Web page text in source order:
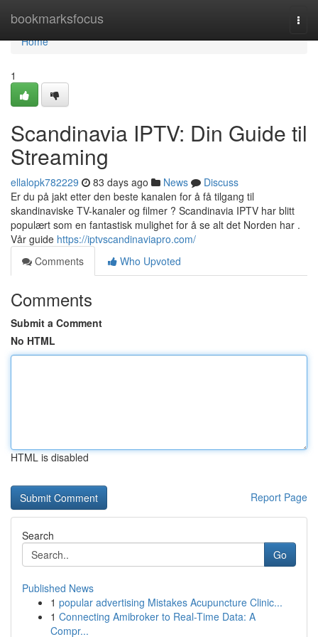
bookmarksfocus
Home
Home
1
Scandinavia IPTV: Din Guide til
Streaming
ellalopk782229 83 days ago News
Discuss
Er du på jakt etter den beste kanalen for å få tilgang til
skandinaviske TV-kanaler og filmer ? Scandinavia IPTV har blitt
populært som en fantastisk mulighet for å se alt det Norden har .
Vår guide https://iptvscandinaviapro.com/
Comments
Who Upvoted
Comments
Submit a Comment
No HTML
HTML is disabled
Report Page
Search
Go
Published News
1 popular advertising Mistakes Acupuncture Clinic...
1 Connecting Amibroker to Real-Time Data: A
Compr...